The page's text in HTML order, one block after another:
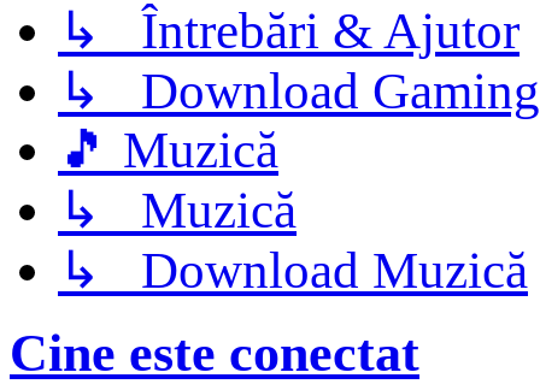
↳ Întrebări & Ajutor
↳ Download Gaming
🎵 Muzică
↳ Muzică
↳ Download Muzică
Cine este conectat